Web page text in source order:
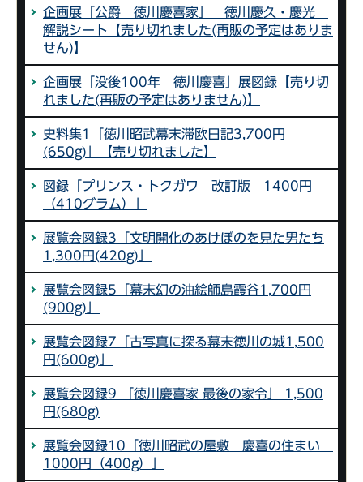
企画展「公爵 徳川慶喜家」 徳川慶久・慶光
解説シート【売り切れました(再販の予定はありま
せん)】
企画展「没後100年 徳川慶喜」展図録【売り切
れました(再販の予定はありません)】
史料集1「徳川昭武幕末滞欧日記3,700円
(650g)」【売り切れました】
図録「プリンス・トクガワ 改訂版 1400円
（410グラム）」
展覧会図録3「文明開化のあけぼのを見た男たち
1,300円(420g)」
展覧会図録5「幕末幻の油絵師島霞谷1,700円
(900g)」
展覧会図録7「古写真に探る幕末徳川の城1,500
円(600g)」
展覧会図録9 「徳川慶喜家 最後の家令」 1,500
円(680g)
展覧会図録10「徳川昭武の屋敷 慶喜の住まい
1000円（400g）」